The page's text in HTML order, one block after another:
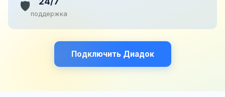
🛡️поддержка
Подключить Диадок